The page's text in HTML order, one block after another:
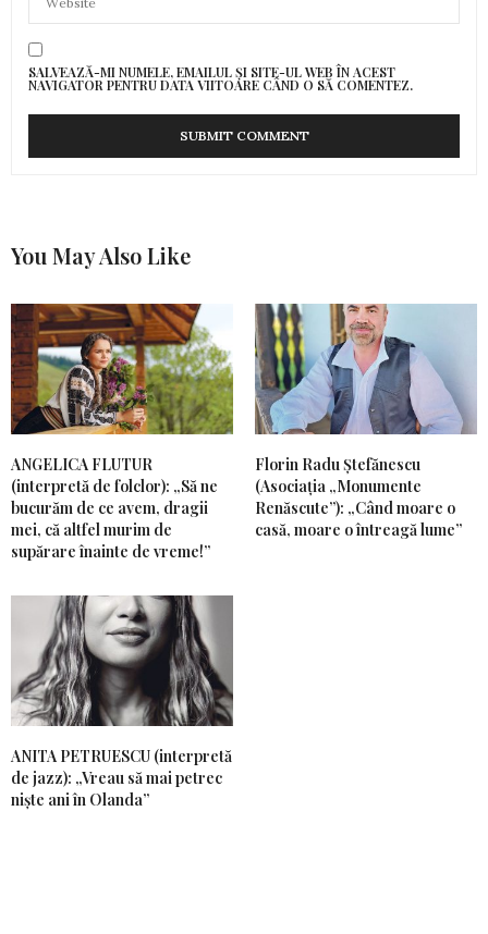
SALVEAZĂ-MI NUMELE, EMAILUL ȘI SITE-UL WEB ÎN ACEST
NAVIGATOR PENTRU DATA VIITOARE CÂND O SĂ COMENTEZ.
You May Also Like
ANGELICA FLUTUR
(interpretă de folclor): „Să ne
bucurăm de ce avem, dragii
mei, că altfel murim de
supărare înainte de vreme!”
Florin Radu Ștefănescu
(Asociația „Monumente
Renăscute”): „Când moare o
casă, moare o întreagă lume”
ANITA PETRUESCU (interpretă
de jazz): „Vreau să mai petrec
niște ani în Olanda”